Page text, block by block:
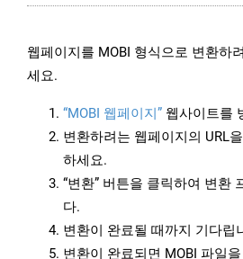
웹페이지를 MOBI 형식으로 변환하
세요.
“MOBI 웹페이지” 웹사이트를
변환하려는 웹페이지의 URL
하세요.
“변환” 버튼을 클릭하여 변환
다.
변환이 완료될 때까지 기다립
변환이 완료되면 MOBI 파일